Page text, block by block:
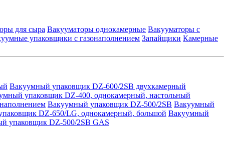
для сыра Вакууматоры однокамерные Вакууматоры с
упаковщики с газонаполнением Запайщики Камерные
Вакуумный упаковщик DZ-600/2SB двухкамерный
упаковщик DZ-400, однокамерный, настольный
Вакуумный упаковщик DZ-500/2SB Вакуумный
DZ-650/LG, однокамерный, большой Вакуумный
упаковщик DZ-500/2SB GAS